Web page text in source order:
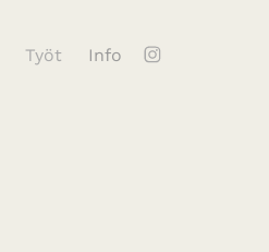
Työt Info